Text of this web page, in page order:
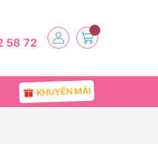
58 72
TIN TỨC
KHUYẾN MÃI